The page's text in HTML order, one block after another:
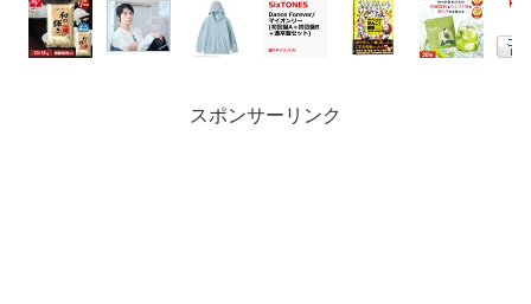
スポンサーリンク